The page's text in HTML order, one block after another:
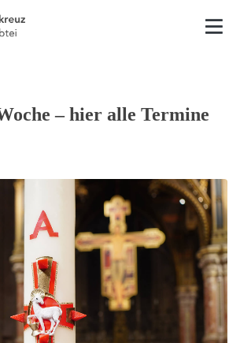
– hier alle Termine